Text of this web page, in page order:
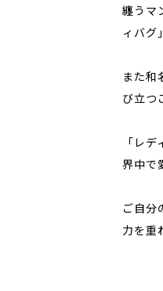
纏うマ
ィバグ
また和
び立つ
「レ
界中で
ご自分
力を重